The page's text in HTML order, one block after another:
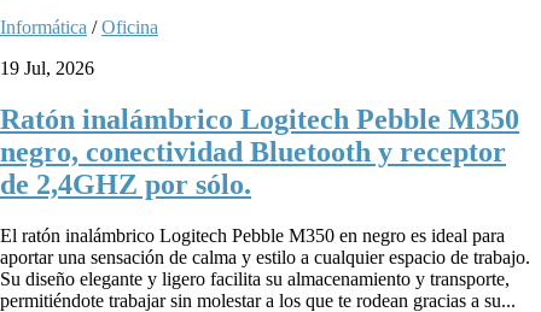
Informática /Oficina
19 Jul, 2026
Ratón inalámbrico Logitech Pebble M350
negro, conectividad Bluetooth y receptor
de 2,4GHZ por sólo.
El ratón inalámbrico Logitech Pebble M350 en negro es ideal para
aportar una sensación de calma y estilo a cualquier espacio de trabajo.
Su diseño elegante y ligero facilita su almacenamiento y transporte,
permitiéndote trabajar sin molestar a los que te rodean gracias a su...